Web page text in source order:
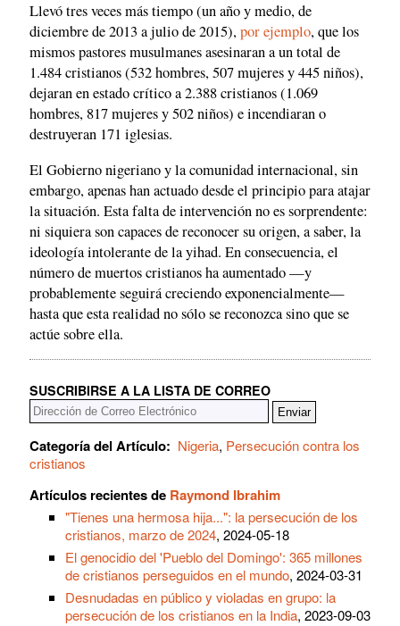
Llevó tres veces más tiempo (un año y medio, de
diciembre de 2013 a julio de 2015),por ejemplo, que los
mismos pastores musulmanes asesinaran a un total de
1.484 cristianos (532 hombres, 507 mujeres y 445 niños),
dejaran en estado crítico a 2.388 cristianos (1.069
hombres, 817 mujeres y 502 niños) e incendiaran o
destruyeran 171 iglesias.
El Gobierno nigeriano y la comunidad internacional, sin
embargo, apenas han actuado desde el principio para atajar
la situación. Esta falta de intervención no es sorprendente:
ni siquiera son capaces de reconocer su origen, a saber, la
ideología intolerante de la yihad. En consecuencia, el
número de muertos cristianos ha aumentado —y
probablemente seguirá creciendo exponencialmente—
hasta que esta realidad no sólo se reconozca sino que se
actúe sobre ella.
SUSCRIBIRSE A LA LISTA DE CORREO
Categoría del Artículo: Nigeria, Persecución contra los
cristianos
Artículos recientes de Raymond Ibrahim
"Tienes una hermosa hija...": la persecución de los
cristianos, marzo de 2024, 2024-05-18
El genocidio del 'Pueblo del Domingo': 365 millones
de cristianos perseguidos en el mundo, 2024-03-31
Desnudadas en público y violadas en grupo: la
persecución de los cristianos en la India, 2023-09-03